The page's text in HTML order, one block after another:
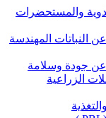
والمستحضرات
المهندسة
جودة وسلامة
الزراعية